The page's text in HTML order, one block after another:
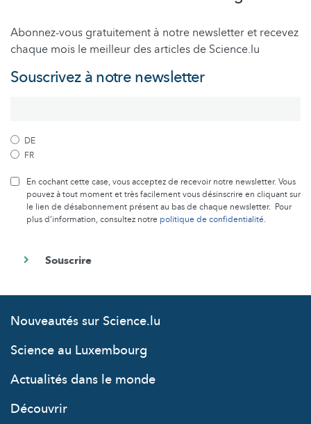
Abonnez-vous gratuitement à notre newsletter et recevez
chaque mois le meilleur des articles de Science.lu
Souscrivez à notre newsletter
DE
FR
En cochant cette case, vous acceptez de recevoir notre newsletter. Vous
pouvez à tout moment et très facilement vous désinscrire en cliquant sur
le lien de désabonnement présent au bas de chaque newsletter. Pour
plus d’information, consultez notre politique de confidentialité.
Nouveautés sur Science.lu
Science au Luxembourg
Actualités dans le monde
Découvrir